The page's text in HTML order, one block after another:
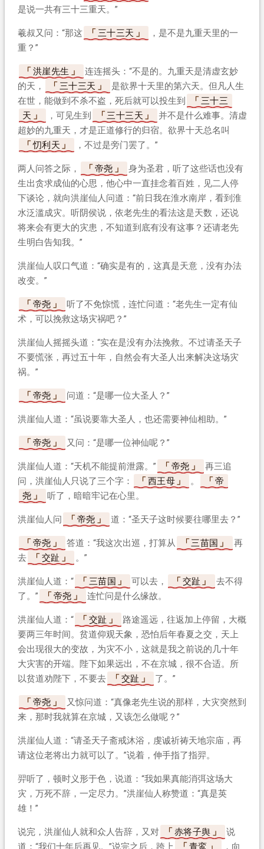
是说一共有三十三重天。”
羲叔又问：“那这 三十三天
，是不是九重天里的一
重？”
洪崖先生
连连摇头：“不是的。九重天是清虚玄妙
的天，
三十三天
是欲界十天里的第六天。但凡人生
在世，能做到不杀不盗，死后就可以投生到
三十三
天
，可见生到 三十三天
并不是什么难事。清虚
超妙的九重天，才是正道修行的归宿。欲界十天总名叫
忉利天
，不过是旁门罢了。”
两人问答之际， 帝尧
身为圣君，听了这些话也没有
生出贪求成仙的心思，他心中一直挂念着百姓，见二人停
下谈论，就向洪崖仙人问道：“前日我在淮水南岸，看到淮
水泛滥成灾。听阴侯说，依老先生的看法这是天数，还说
将来会有更大的灾患，不知道到底有没有这事？还请老先
生明白告知我。”
洪崖仙人叹口气道：“确实是有的，这真是天意，没有办法
改变。”
帝尧
听了不免惊慌，连忙问道：“老先生一定有仙
术，可以挽救这场灾祸吧？”
洪崖仙人摇摇头道：“实在是没有办法挽救。不过请圣天子
不要慌张，再过五十年，自然会有大圣人出来解决这场灾
祸。”
帝尧 问道：“是哪一位大圣人？”
洪崖仙人道：“虽说要靠大圣人，也还需要神仙相助。”
帝尧 又问：“是哪一位神仙呢？”
洪崖仙人道：“天机不能提前泄露。” 帝尧
再三追
问，洪崖仙人只说了三个字：
西王母 。
帝
尧
听了，暗暗牢记在心里。
洪崖仙人问 帝尧 道：“圣天子这时候要往哪里去？”
帝尧 答道：“我这次出巡，打算从 三苗国
再
去
交趾 。”
洪崖仙人道：“ 三苗国 可以去， 交趾
去不得
了。”
帝尧 连忙问是什么缘故。
洪崖仙人道：“ 交趾
路途遥远，往返加上停留，大概
要两三年时间。贫道仰观天象，恐怕后年春夏之交，天上
会出现很大的变故，为灾不小，这就是我之前说的几十年
大灾害的开端。陛下如果远出，不在京城，很不合适。所
以贫道劝陛下，不要去
交趾 了。”
帝尧
又惊问道：“真像老先生说的那样，大灾突然到
来，那时我就算在京城，又该怎么做呢？”
洪崖仙人道：“请圣天子斋戒沐浴，虔诚祈祷天地宗庙，再
请这位老将出力就可以了。”说着，伸手指了指羿。
羿听了，顿时义形于色，说道：“我如果真能消弭这场大
灾，万死不辞，一定尽力。”洪崖仙人称赞道：“真是英
雄！”
说完，洪崖仙人就和众人告辞，又对 赤将子舆
说
道：“我们十年后再见。”说完之后，跨上
青鸾
，向